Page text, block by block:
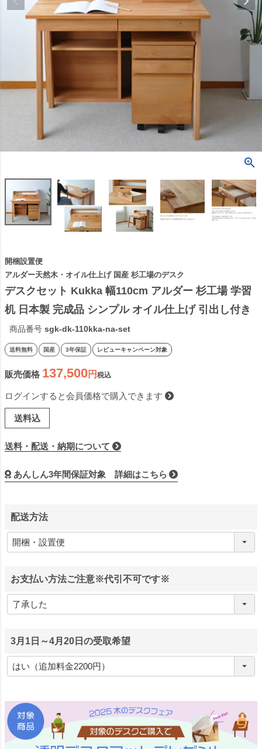
開梱設置便
アルダー天然木・オイル仕上げ 国産 杉工場のデスク
デスクセット Kukka 幅110cm アルダー 杉工場 学習
机 日本製 完成品 シンプル オイル仕上げ 引出し付き
天然木 ナチュラル コンパクト 国産
商品番号 sgk-dk-110kka-na-set
送料無料 国産 3年保証 レビューキャンペーン対象
販売価格 137,500 税込
ログインすると会員価格で購入できます
送料込
送料・配送・納期について
あんしん3年間保証対象 詳細はこちら
配送方法
お支払い方法ご注意※代引不可です※
3月1日～4月20日の受取希望